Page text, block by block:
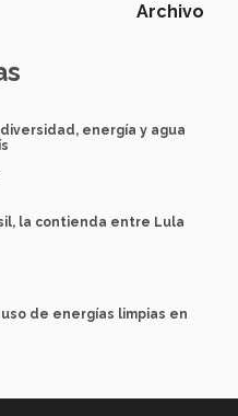
Archivo
energía y agua
la contienda entre Lula
de energías limpias en